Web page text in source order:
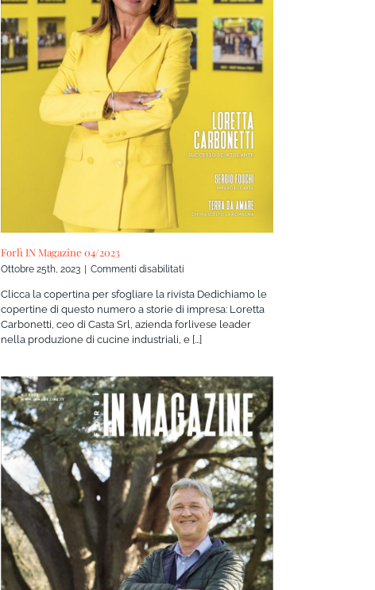
Forlì IN Magazine 04/2023
Ottobre 25th, 2023 Commenti disabilitati
IN
Magazine
04/2023
Clicca la copertina per sfogliare la rivista Dedichiamo le
copertine di questo numero a storie di impresa: Loretta
Carbonetti, ceo di Casta Srl, azienda forlivese leader
nella produzione di cucine industriali, e [...]